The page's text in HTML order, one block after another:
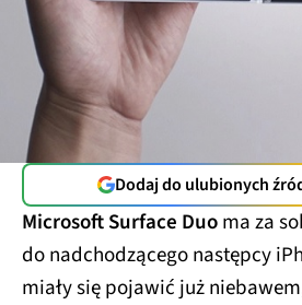
Dodaj do ulubionych
Microsoft Surface Duoma za
do nadchodzącego następcy
miały się pojawić już